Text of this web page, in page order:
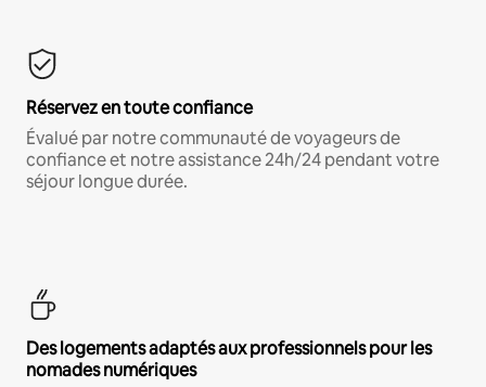
Réservez en toute confiance
Évalué par notre communauté de voyageurs de
confiance et notre assistance 24h/24 pendant votre
séjour longue durée.
Des logements adaptés aux professionnels pour les
nomades numériques